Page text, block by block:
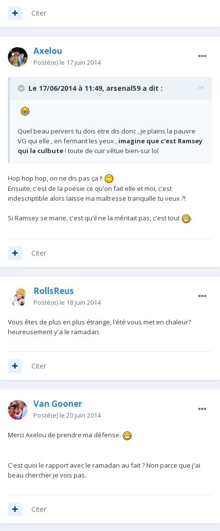
Citer
Axelou
Posté(e) le 17 juin 2014
Le 17/06/2014 à 11:49, arsenal59 a dit :
Quel beau pervers tu dois etre dis donc , je plains la pauvre
VG qui elle , en fermant les yeux , imagine que c'est Ramsey
qui la culbute! toute de cuir vêtue bien-sur lol
Hop hop hop, on ne dis pas ça !!
Ensuite, c'est de la poésie ce qu'on fait elle et moi, c'est
indescriptible alors laisse ma maîtresse tranquille tu veux ?!
Si Ramsey se marie, c'est qu'il ne la méritait pas, c'est tout .
Citer
RollsReus
Posté(e) le 18 juin 2014
Vous êtes de plus en plus étrange, l'été vous met en chaleur?
heureusement y'a le ramadan.
Citer
Van Gooner
Posté(e) le 20 juin 2014
Merci Axelou de prendre ma défense.
C'est quoi le rapport avec le ramadan au fait ? Non parce que j'ai
beau chercher je vois pas.
Citer